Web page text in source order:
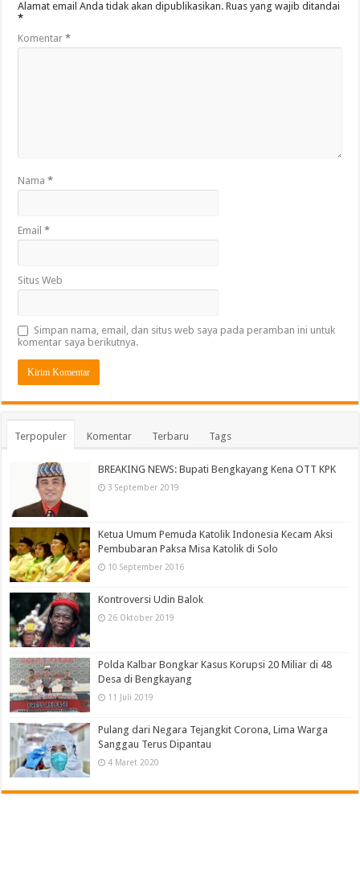
Alamat email Anda tidak akan dipublikasikan. Ruas yang wajib ditandai
*
Komentar*
Nama*
Email*
Situs Web
Simpan nama, email, dan situs web saya pada peramban ini untuk
komentar saya berikutnya.
Terpopuler Komentar Terbaru Tags
BREAKING NEWS: Bupati Bengkayang Kena OTT KPK
3 September 2019
Ketua Umum Pemuda Katolik Indonesia Kecam Aksi
Pembubaran Paksa Misa Katolik di Solo
10 September 2016
Kontroversi Udin Balok
26 Oktober 2019
Polda Kalbar Bongkar Kasus Korupsi 20 Miliar di 48
Desa di Bengkayang
11 Juli 2019
Pulang dari Negara Tejangkit Corona, Lima Warga
Sanggau Terus Dipantau
4 Maret 2020